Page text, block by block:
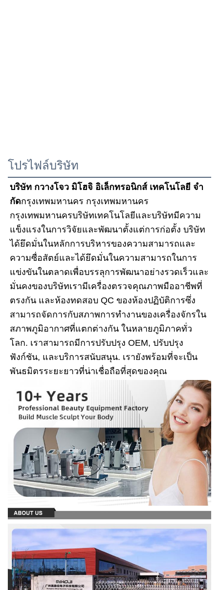
โปรไฟล์บริษัท
บริษัท กวางโจว มิโฮจิ อิเล็กทรอนิกส์ เทคโนโลยี จํา
กัดกรุงเทพมหานคร กรุงเทพมหานคร
กรุงเทพมหานครบริษัทเทคโนโลยีและบริษัทมีความ
แข็งแรงในการวิจัยและพัฒนาตั้งแต่การก่อตั้ง บริษัท
ได้ยึดมั่นในหลักการบริหารของความสามารถและ
ความซื่อสัตย์และได้ยึดมั่นในความสามารถในการ
แข่งขันในตลาดเพื่อบรรลุการพัฒนาอย่างรวดเร็วและ
มั่นคงของบริษัทเรามีเครื่องตรวจคุณภาพมืออาชีพที่
ตรงกัน และห้องทดสอบ QC ของห้องปฏิบัติการซึ่ง
สามารถจัดการกับสภาพการทํางานของเครื่องจักรใน
สภาพภูมิอากาศที่แตกต่างกัน ในหลายภูมิภาคทั่ว
โลก. เราสามารถมีการปรับปรุง OEM, ปรับปรุง
ฟังก์ชัน, และบริการสนับสนุน. เรายังพร้อมที่จะเป็น
พันธมิตรระยะยาวที่น่าเชื่อถือที่สุดของคุณ